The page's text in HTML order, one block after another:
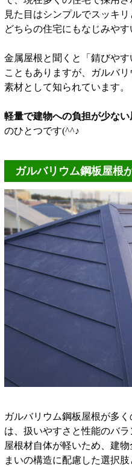
見た目はシンプルでスッキ
どちらの住宅にもなじみやす
金属屋根と聞くと「錆びや
こともありますが、ガルバ
素材として知られています。
軽量で建物への負担が少ない
のひとつです(^^♪
ガルバリウム鋼板屋根
ガルバリウム鋼板屋根が多
は、扱いやすさと性能のバラ
屋根材自体が軽いため、建
まいの構造に配慮した選択